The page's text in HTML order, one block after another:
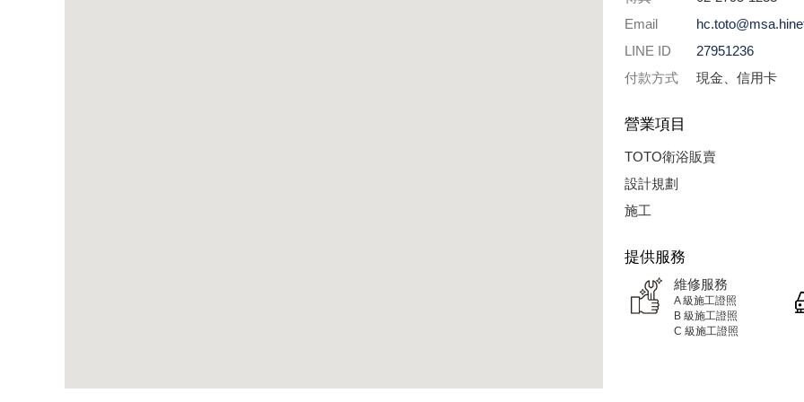
Email
LINE ID
27951236
付款方式
現金、信用卡
營業項目
TOTO衛浴販賣
設計規劃
施工
提供服務
維修服務
A 級施工證照
B 級施工證照
C 級施工證照